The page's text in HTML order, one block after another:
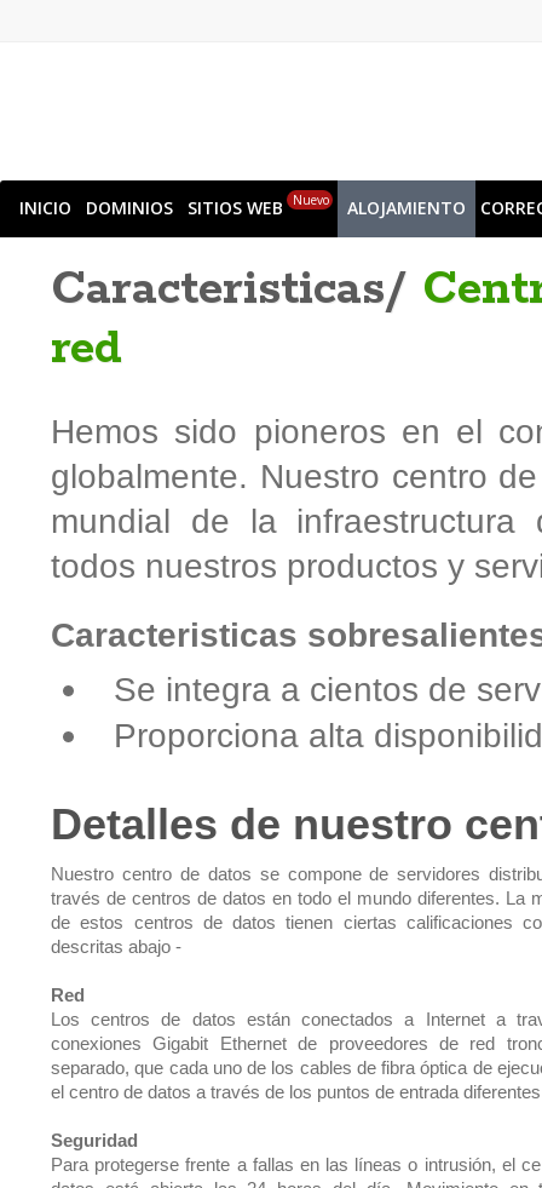
INICIO DOMINIOS SITIOS WEB Nuevo ALOJAMIENTO
Caracteristicas/
red
Hemos sido pioneros en el
globalmente. Nuestro centro
mundial de la infraestructura
todos nuestros productos y
Caracteristicas
Se integra a cientos de
Proporciona alta
Detalles de nuestro
Nuestro centro de datos se compone de servidores
través de centros de datos en todo el mundo diferentes. La
de estos centros de datos tienen ciertas calificaciones
descritas abajo -
Red
Los centros de datos están conectados a Internet a
conexiones Gigabit Ethernet de proveedores de red
separado, que cada uno de los cables de fibra óptica de
el centro de datos a través de los puntos de entrada
Seguridad
Para protegerse frente a fallas en las líneas o intrusión, el